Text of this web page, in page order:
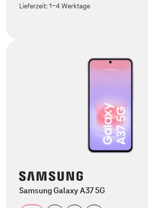
Lieferzeit:1-4 Werktage
Samsung Galaxy A37 5G